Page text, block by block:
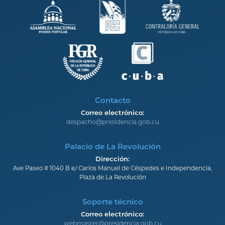
Contacto
Correo electrónico:
despacho@presidencia.gob.cu
Palacio de La Revolución
Dirección:
Ave Paseo # 1040 B e/ Carlos Manuel de Céspedes e Independencia,
Plaza de La Revolución
Soporte técnico
Correo electrónico:
webmaster@presidencia.gob.cu